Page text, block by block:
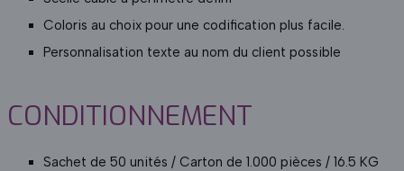
Coloris au choix pour une codification plus facile.
Personnalisation texte au nom du client possible
CONDITIONNEMENT
Sachet de 50 unités / Carton de 1.000 pièces / 16.5 KG